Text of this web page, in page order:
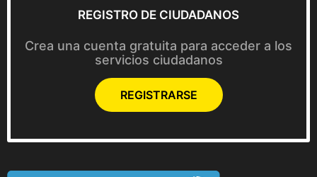
REGISTRO DE CIUDADANOS
Crea una cuenta gratuita para acceder a los
servicios ciudadanos
REGISTRARSE